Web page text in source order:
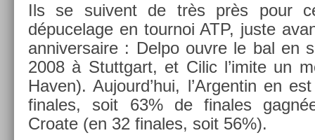
Ils se suivent de très près pour
dépucelage en tour­noi ATP, juste
an­niver­saire : Delpo ouvre le bal en
2008 à Stuttgart, et Cilic l’imite un
Haven). Aujourd’hui, l’Ar­gentin en
fin­ales, soit 63% de fin­ales
Croate (en 32 fin­ales, soit 56%).